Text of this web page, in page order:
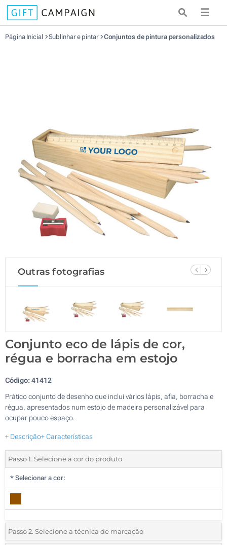
☰
Página Inicial Sublinhar e pintar Conjuntos de pintura personalizados
Outras fotografias
Conjunto eco de lápis de cor,
régua e borracha em estojo
Código:41412
Prático conjunto de desenho que inclui vários lápis, afia, borracha e
régua, apresentados num estojo de madeira personalizável para
ocupar pouco espaço.
+ Descrição+ Características
Passo 1. Selecione a cor do produto
* Selecionar a cor:
Passo 2. Selecione a técnica de marcação